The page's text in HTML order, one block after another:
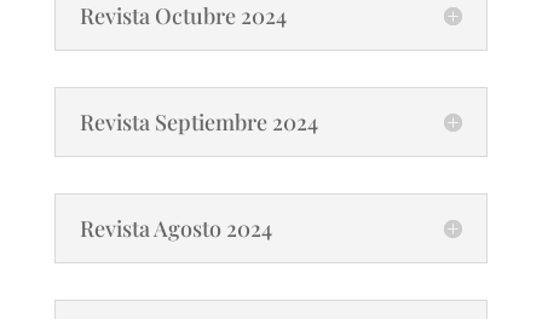
Revista Octubre 2024
Revista Septiembre 2024
Revista Agosto 2024